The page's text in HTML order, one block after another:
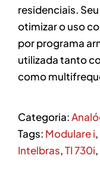
residenciais.
otimizar o uso
por programa
utilizada tanto
como
Categoria:
Tags: Modulare i,
Intelbras,TI 730i,